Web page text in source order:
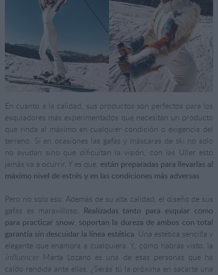
En cuanto a la calidad, sus productos son perfectos para los
esquiadores más experimentados que necesitan un producto
que rinda al máximo en cualquier condición o exigencia del
terreno. Si en ocasiones las gafas y máscaras de ski no solo
no ayudan sino que dificultan la visión, con las Uller esto
jamás va a ocurrir. Y es que, están preparadas para llevarlas al
máximo nivel de estrés y en las condiciones más adversas.
Pero no solo eso. Además de su alta calidad, el diseño de sus
gafas es maravilloso. Realizadas tanto para esquiar como
para practicar snow, soportan la dureza de ambos con total
garantía sin descuidar la línea estética. Una estética sencilla y
elegante que enamora a cualquiera. Y, como habrás visto, la
influencerMarta Lozano es una de esas personas que ha
caído rendida ante ellas. ¿Serás tú la próxima en sacarte una